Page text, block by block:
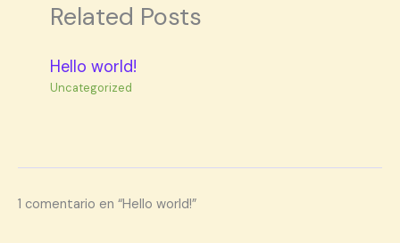
Related Posts
Hello world!
Uncategorized
1 comentario en “Hello world!”